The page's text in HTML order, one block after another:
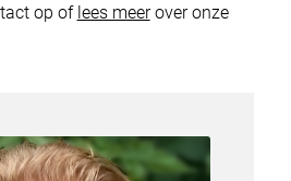
op of lees meerover onze